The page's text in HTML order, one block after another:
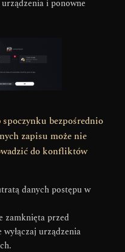
i ponowne
spoczynku bezpośrednio
zapisu może nie
do konfliktów
danych postępu w
zamknięta przed
urządzenia